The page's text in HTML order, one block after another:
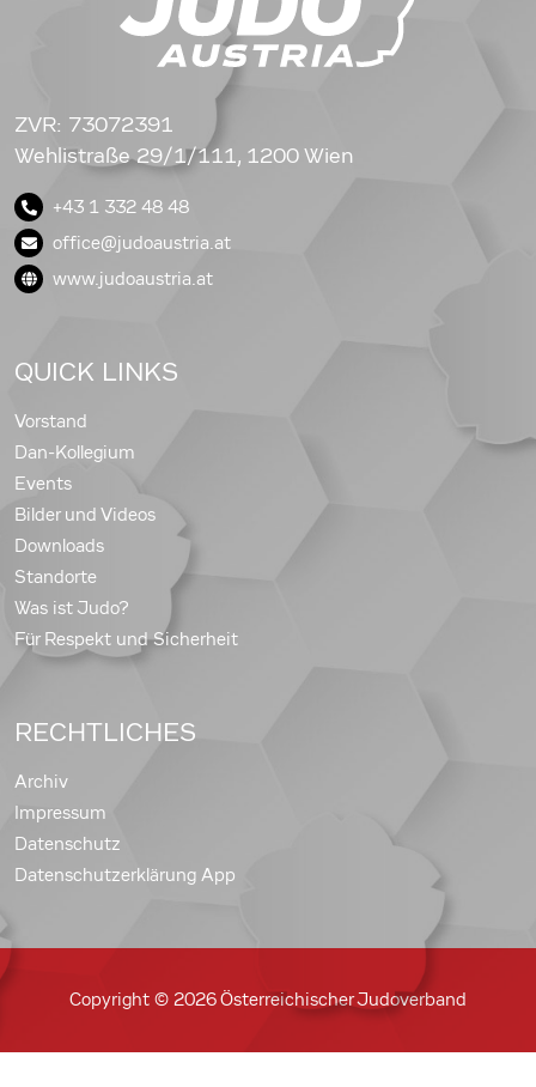
ZVR: 73072391
Wehlistraße 29/1/111, 1200 Wien
+43 1 332 48 48
office@judoaustria.at
www.judoaustria.at
QUICK LINKS
Vorstand
Dan-Kollegium
Events
Bilder und Videos
Downloads
Standorte
Was ist Judo?
Für Respekt und Sicherheit
RECHTLICHES
Archiv
Impressum
Datenschutz
Datenschutzerklärung App
Copyright © 2026 Österreichischer Judoverband